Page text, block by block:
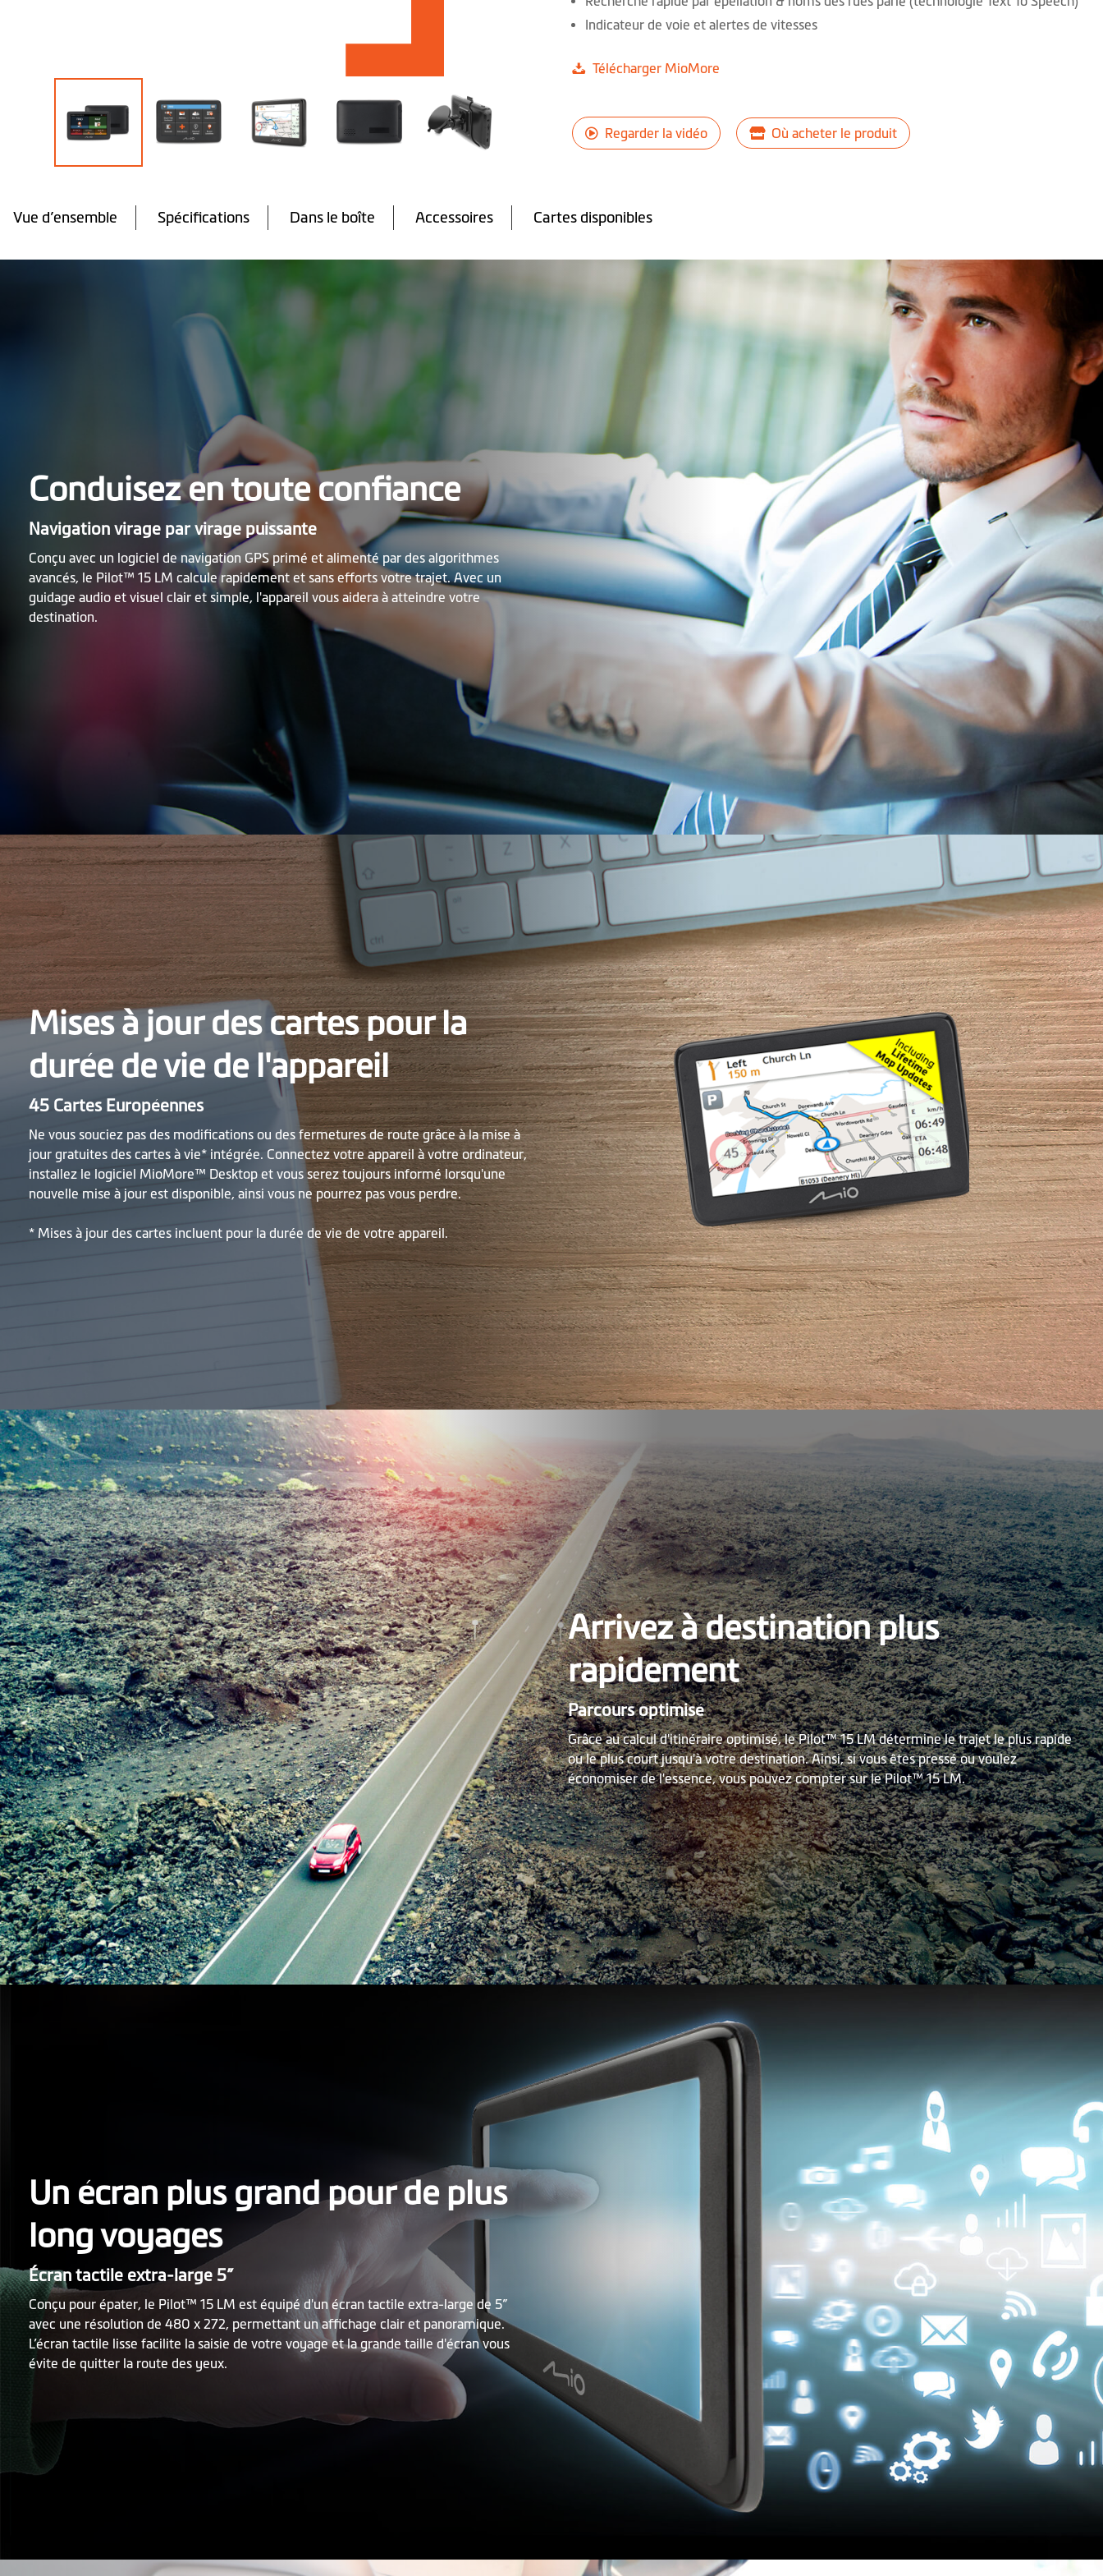
the
of
Indicateur de voie et alertes de vitesses
Télécharger MioMore
Regarder la vidéo Où acheter le produit
Vue d’ensemble Spécifications Dans le boîte Accessoires Cartes disponibles
Conduisez en toute confiance
Navigation virage par virage puissante
Conçu avec un logiciel de navigation GPS primé et alimenté par des algorithmes
avancés, le Pilot™ 15 LM calcule rapidement et sans efforts votre trajet. Avec un
guidage audio et visuel clair et simple, l'appareil vous aidera à atteindre votre
destination.
Mises à jour des cartes pour la
durée de vie de l'appareil
45 Cartes Européennes
Ne vous souciez pas des modifications ou des fermetures de route grâce à la mise à
jour gratuites des cartes à vie* intégrée. Connectez votre appareil à votre ordinateur,
installez le logiciel MioMore™ Desktop et vous serez toujours informé lorsqu'une
nouvelle mise à jour est disponible, ainsi vous ne pourrez pas vous perdre.
* Mises à jour des cartes incluent pour la durée de vie de votre appareil.
Arrivez à destination plus
rapidement
Parcours optimisé
Grâce au calcul d'itinéraire optimisé, le Pilot™ 15 LM détermine le trajet le plus rapide
ou le plus court jusqu'à votre destination. Ainsi, si vous êtes pressé ou voulez
économiser de l'essence, vous pouvez compter sur le Pilot™ 15 LM.
Un écran plus grand pour de plus
long voyages
Écran tactile extra-large 5”
Conçu pour épater, le Pilot™ 15 LM est équipé d'un écran tactile extra-large de 5”
avec une résolution de 480 x 272, permettant un affichage clair et panoramique.
L’écran tactile lisse facilite la saisie de votre voyage et la grande taille d'écran vous
évite de quitter la route des yeux.